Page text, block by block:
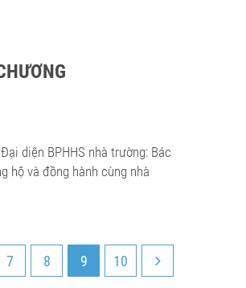
diện BPHHS nhà trường: Bác
hộ và đồng hành cùng nhà
7 8 9 10